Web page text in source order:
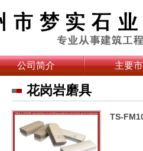
公司简介 主要
花岗岩磨具
TS-